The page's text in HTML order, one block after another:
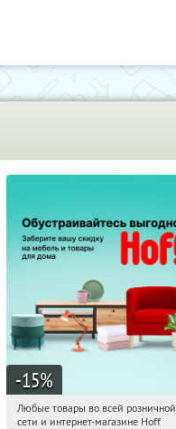
-15%
10:57:02 Получили:
Любые товары во всей розничной
сети и интернет-магазине Hoff